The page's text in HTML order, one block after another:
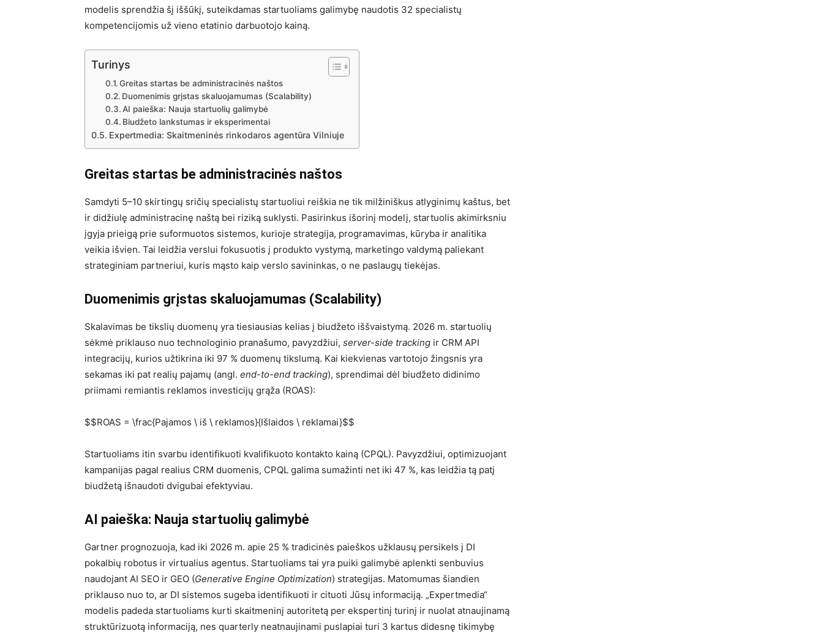
modelis sprendžia šį iššūkį, suteikdamas startuoliams galimybę naudotis 32 specialistų
kompetencijomis už vieno etatinio darbuotojo kainą.
Turinys
Greitas startas be administracinės naštos
Duomenimis grįstas skaluojamumas (Scalability)
AI paieška: Nauja startuolių galimybė
Biudžeto lankstumas ir eksperimentai
Expertmedia: Skaitmeninės rinkodaros agentūra Vilniuje
Greitas startas be administracinės naštos
Samdyti 5–10 skirtingų sričių specialistų startuoliui reiškia ne tik milžiniškus atlyginimų kaštus, bet
ir didžiulę administracinę naštą bei riziką suklysti. Pasirinkus išorinį modelį, startuolis akimirksniu
įgyja prieigą prie suformuotos sistemos, kurioje strategija, programavimas, kūryba ir analitika
veikia išvien. Tai leidžia verslui fokusuotis į produkto vystymą, marketingo valdymą paliekant
strateginiam partneriui, kuris mąsto kaip verslo savininkas, o ne paslaugų tiekėjas.
Duomenimis grįstas skaluojamumas (Scalability)
Skalavimas be tikslių duomenų yra tiesiausias kelias į biudžeto iššvaistymą. 2026 m. startuolių
sėkmė priklauso nuo technologinio pranašumo, pavyzdžiui, server-side tracking ir CRM API
integracijų, kurios užtikrina iki 97 % duomenų tikslumą. Kai kiekvienas vartotojo žingsnis yra
sekamas iki pat realių pajamų (angl. end-to-end tracking), sprendimai dėl biudžeto didinimo
priimami remiantis reklamos investicijų grąža (ROAS):
$$ROAS = \frac{Pajamos \ iš \ reklamos}{Išlaidos \ reklamai}$$
Startuoliams itin svarbu identifikuoti kvalifikuoto kontakto kainą (CPQL). Pavyzdžiui, optimizuojant
kampanijas pagal realius CRM duomenis, CPQL galima sumažinti net iki 47 %, kas leidžia tą patį
biudžetą išnaudoti dvigubai efektyviau.
AI paieška: Nauja startuolių galimybė
Gartner prognozuoja, kad iki 2026 m. apie 25 % tradicinės paieškos užklausų persikels į DI
pokalbių robotus ir virtualius agentus. Startuoliams tai yra puiki galimybė aplenkti senbuvius
naudojant AI SEO ir GEO (Generative Engine Optimization) strategijas. Matomumas šiandien
priklauso nuo to, ar DI sistemos sugeba identifikuoti ir cituoti Jūsų informaciją. „Expertmedia“
modelis padeda startuoliams kurti skaitmeninį autoritetą per ekspertinį turinį ir nuolat atnaujinamą
struktūrizuotą informaciją, nes quarterly neatnaujinami puslapiai turi 3 kartus didesnę tikimybę